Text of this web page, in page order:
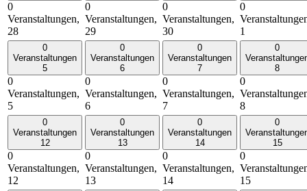
0
Veranstaltungen,
28
0
Veranstaltungen,
29
0
Veranstaltungen,
30
0
1
0
Veranstaltungen
5
0
Veranstaltungen,
5
0
Veranstaltungen
6
0
Veranstaltungen,
6
0
Veranstaltungen
7
0
Veranstaltungen,
7
0
8
0
8
0
Veranstaltungen
12
0
Veranstaltungen,
12
0
Veranstaltungen
13
0
Veranstaltungen,
13
0
Veranstaltungen
14
0
Veranstaltungen,
14
0
15
0
15